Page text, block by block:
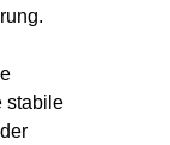
stabile